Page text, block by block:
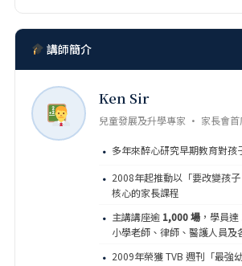
講師簡介
Ken Sir
兒童發展及升學專家 · 家長會首
· 多年來醉心研究早期教育對孩
· 2008年起推動以「要改變孩
核心的家長課程
· 主講講座逾 1,000 場 ，學員達
小學老師、律師、醫護人員及
· 2009年榮獲 TVB 週刊「最強